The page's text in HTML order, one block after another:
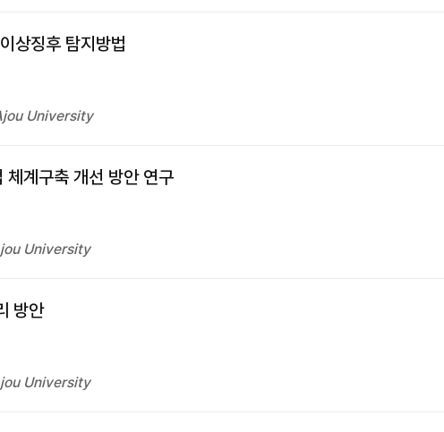
상징후 탐지방법
University
계구축 개선 방안 연구
University
방안
University